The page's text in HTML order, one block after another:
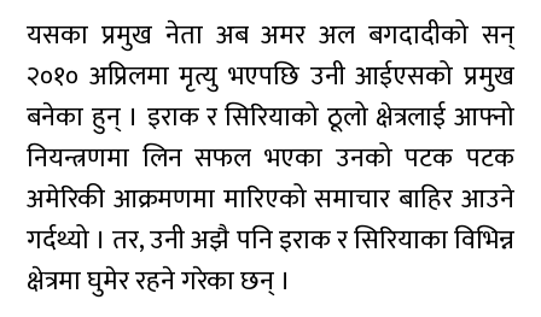
यसका प्रमुख नेता अब अमर अल बगदादीको सन्
२०१० अप्रिलमा मृत्यु भएपछि उनी आईएसको प्रमुख
बनेका हुन् । इराक र सिरियाको ठूलो क्षेत्रलाई आफ्नो
नियन्त्रणमा लिन सफल भएका उनको पटक पटक
अमेरिकी आक्रमणमा मारिएको समाचार बाहिर आउने
गर्दथ्यो । तर, उनी अझै पनि इराक र सिरियाका विभिन्न
क्षेत्रमा घुमेर रहने गरेका छन् ।